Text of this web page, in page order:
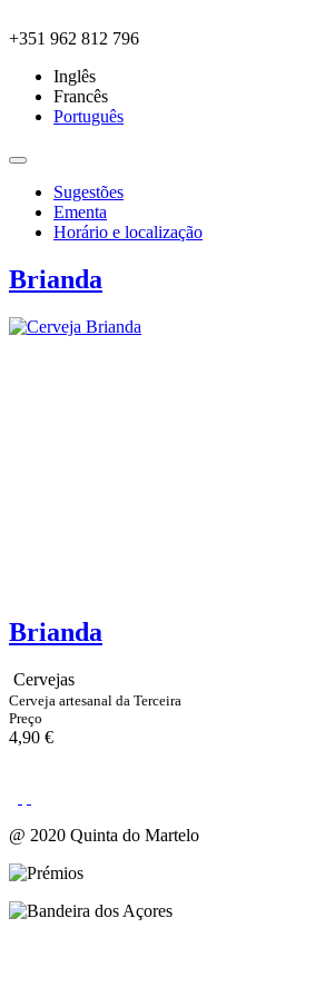
+351 962 812 796
Inglês
Francês
Português
Sugestões
Ementa
Horário e localização
Brianda
Brianda
Cervejas
Cerveja artesanal da Terceira
Preço
4,90 €
@ 2020 Quinta do Martelo